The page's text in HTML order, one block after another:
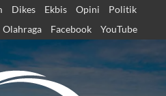
Dikes Ekbis Opini
Politik
Olahraga Facebook YouTube